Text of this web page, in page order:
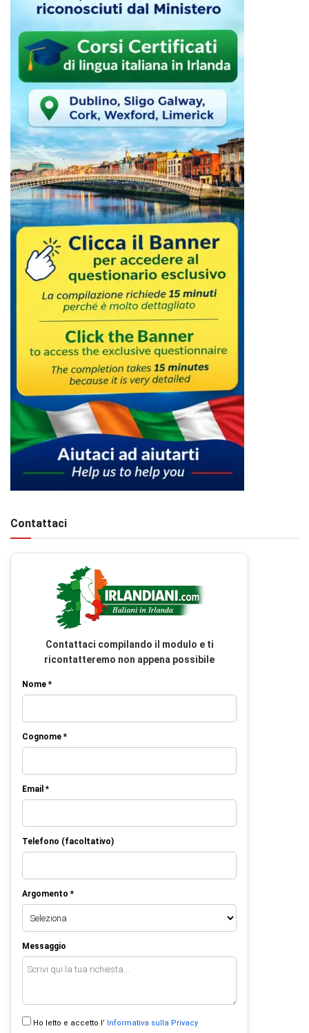
Contattaci
Contattaci compilando il modulo e ti
ricontatteremo non appena possibile
Nome *
Cognome *
Email *
Telefono (facoltativo)
Argomento *
Messaggio
Ho letto e accetto l’ Informativa sulla Privacy